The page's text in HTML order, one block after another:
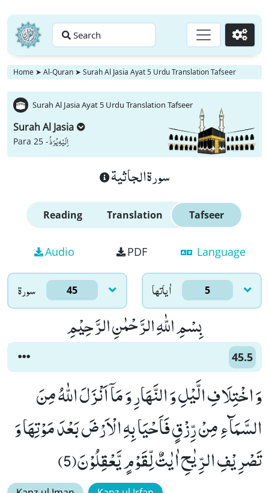
Search Go
Home ➤ Al-Quran ➤ Surah Al Jasia Ayat 5 Urdu Translation Tafseer
Surah Al Jasia Ayat 5 Urdu Translation Tafseer
Surah Al Jasia
Para 25 -اِلَیْهِ یُرَدُّ
سورة الجاثية
Reading Translation Tafseer
Audio PDF Language
سورۃ 45 اٰياتها 5
بِسْمِ اللّٰهِ الرَّحْمٰنِ الرَّحِیْمِ
45.5
وَ اخْتِلَافِ الَّیْلِ وَ النَّهَارِ وَ مَاۤ اَنْزَلَ اللّٰهُ مِنَ
السَّمَآءِ مِنْ رِّزْقٍ فَاَحْیَا بِهِ الْاَرْضَ بَعْدَ مَوْتِهَا وَ
تَصْرِیْفِ الرِّیٰحِ اٰیٰتٌ لِّقَوْمٍ یَّعْقِلُوْنَ(5)